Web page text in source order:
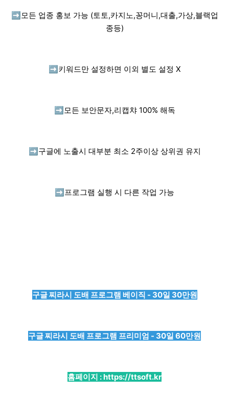
➡️ 모든 업종 홍보 가능 (토토,카지노,꽁머니,대출,가상,블랙업
종등)
➡️ 키워드만 설정하면 이외 별도 설정 X
➡️ 모든 보안문자,리캡챠 100% 해독
➡️ 구글에 노출시 대부분 최소 2주이상 상위권 유지
➡️ 프로그램 실행 시 다른 작업 가능
구글 찌라시 도배 프로그램 베이직 - 30일 30만원
구글 찌라시 도배 프로그램 프리미엄 - 30일 60만원
홈페이지 :https://ttsoft.kr